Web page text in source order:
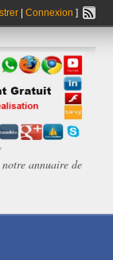
| Connexion ]
annuaire de